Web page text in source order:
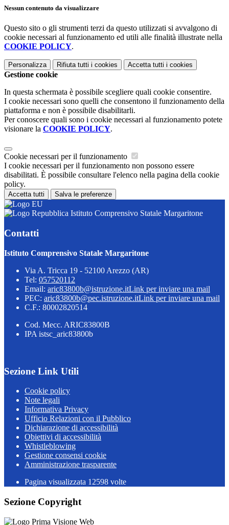
Nessun contenuto da visualizzare
Questo sito o gli strumenti terzi da questo utilizzati si avvalgono di
cookie necessari al funzionamento ed utili alle finalità illustrate nella
COOKIE POLICY.
Personalizza Rifiuta tutti i cookies Accetta tutti i cookies
Gestione cookie
In questa schermata è possibile scegliere quali cookie consentire.
I cookie necessari sono quelli che consentono il funzionamento della
piattaforma e non è possibile disabilitarli.
Per conoscere quali sono i cookie necessari al funzionamento potete
visionare la COOKIE POLICY.
Cookie necessari per il funzionamento
I cookie necessari per il funzionamento non possono essere
disabilitati. È possibile consultare l'elenco nella pagina della cookie
policy.
Accetta tutti Salva le preferenze
Istituto Comprensivo Statale Margaritone
Contatti
Istituto Comprensivo Statale Margaritone
Via A. Tricca 19 - 52100 Arezzo (AR)
Tel: 057520112
Email: aric83800b@istruzione.itLink per inviare una mail
PEC: aric83800b@pec.istruzione.itLink per inviare una mail
C.F.: 80002820514
Cod. Mecc. ARIC83800B
IPA istsc_aric83800b
Sezione Link Utili
Cookie policy
Note legali
Informativa Privacy
Ufficio Relazioni con il Pubblico
Dichiarazione di accessibilità
Obiettivi di accessibilità
Whistleblowing
Gestione consensi cookie
Amministrazione trasparente
Pagina visualizzata 12598 volte
Sezione Copyright